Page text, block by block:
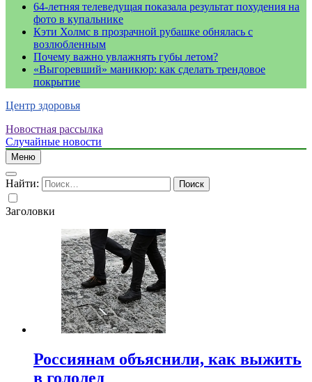
64-летняя телеведущая показала результат похудения на
фото в купальнике
Кэти Холмс в прозрачной рубашке обнялась с
возлюбленным
Почему важно увлажнять губы летом?
«Выгоревший» маникюр: как сделать трендовое
покрытие
Центр здоровья
Новостная рассылка
Случайные новости
Меню
Найти:
Заголовки
Россиянам объяснили, как выжить
в гололед